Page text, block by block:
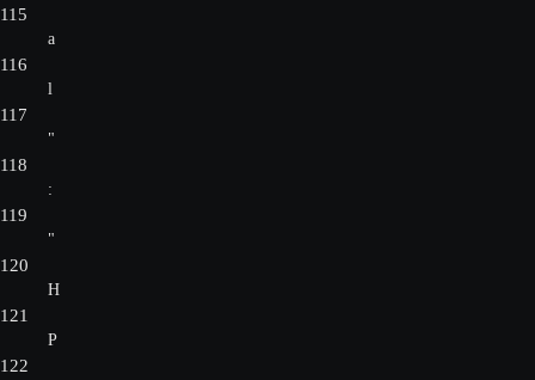
115
a
116
l
117
"
118
:
119
"
120
H
121
P
122